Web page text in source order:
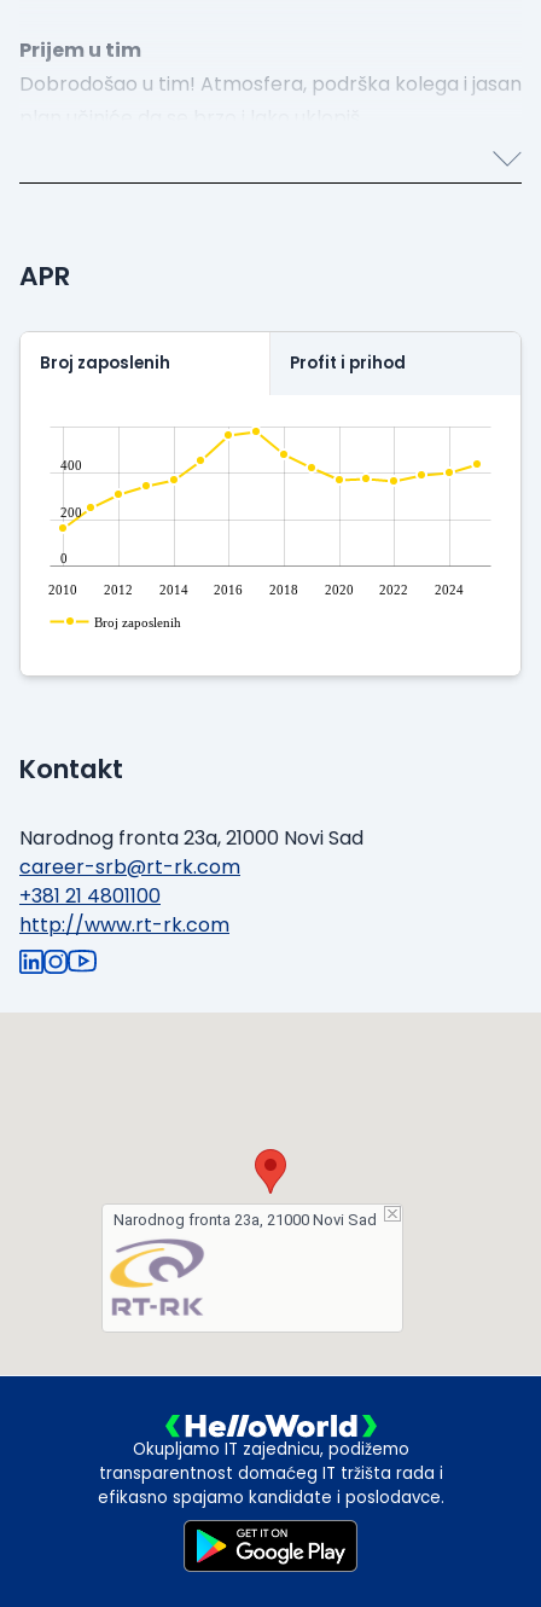
Prijem u tim
Dobrodošao u tim! Atmosfera, podrška kolega i jasan
APR
Broj zaposlenih Profit i prihod
2010 2012 2014 2016 2018 2020 2022 2024
0
200
400
Broj zaposlenih
Kontakt
Narodnog fronta 23a, 21000 Novi Sad
career-srb@rt-rk.com
+381 21 4801100
http://www.rt-rk.com
Narodnog fronta 23a, 21000 Novi Sad
Okupljamo IT zajednicu, podižemo
transparentnost domaćeg IT tržišta rada i
efikasno spajamo kandidate i poslodavce.